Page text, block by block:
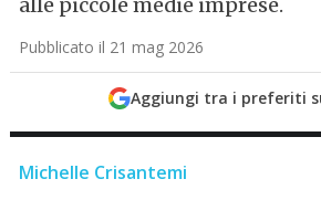
Pubblicato il 21 mag 2026
Aggiungi tra i preferiti
Michelle Crisantemi